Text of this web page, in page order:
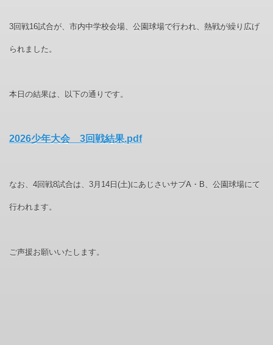
3回戦16試合が、市内中学校会場、公園球場で行われ、熱戦が繰り広げ
られました。
本日の結果は、以下の通りです。
2026少年大会 3回戦結果.pdf
なお、4回戦8試合は、3月14日(土)にあじさいサブA・B、公園球場にて
行われます。
ご声援お願いいたします。